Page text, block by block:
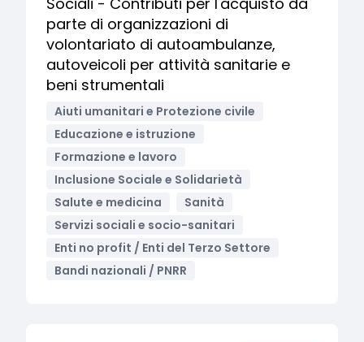
parte di organizzazioni di
volontariato di autoambulanze,
autoveicoli per attività sanitarie e
beni strumentali
Aiuti umanitari e Protezione civile
Educazione e istruzione
Formazione e lavoro
Inclusione Sociale e Solidarietà
Salute e medicina
Sanità
Servizi sociali e socio-sanitari
Enti no profit / Enti del Terzo Settore
Bandi nazionali / PNRR